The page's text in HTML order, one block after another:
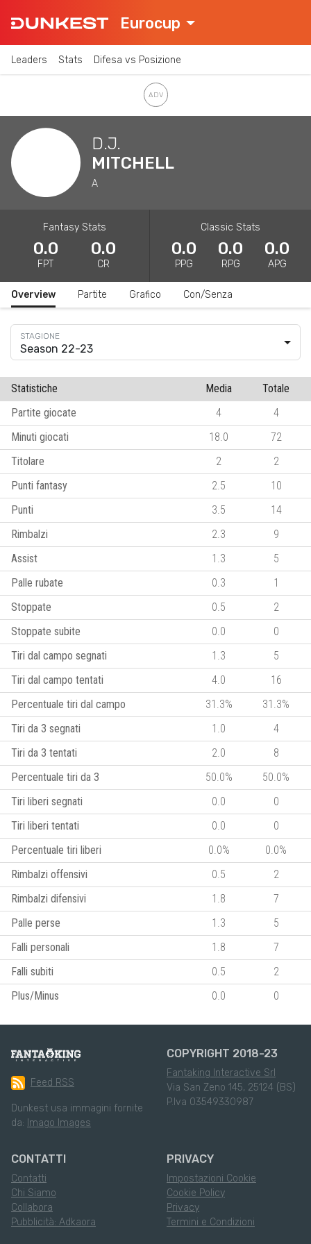
Eurocup
Leaders Stats Difesa vs Posizione
D.J.
MITCHELL
A
Fantasy Stats
0.0
FPT
0.0
CR
Classic Stats
0.0
PPG
0.0
RPG
0.0
APG
Overview Partite Grafico Con/Senza
Season 22-23
Statistiche Media
Totale
Partite giocate
4
4
Minuti giocati
18.0
72
Titolare
2
2
Punti fantasy
2.5
10
Punti
3.5
14
Rimbalzi
2.3
9
Assist
1.3
5
Palle rubate
0.3
1
Stoppate
0.5
2
Stoppate subite
0.0
0
Tiri dal campo segnati
1.3
5
Tiri dal campo tentati
4.0
16
Percentuale tiri dal campo
31.3%
31.3%
Tiri da 3 segnati
1.0
4
Tiri da 3 tentati
2.0
8
Percentuale tiri da 3
50.0%
50.0%
Tiri liberi segnati
0.0
0
Tiri liberi tentati
0.0
0
Percentuale tiri liberi
0.0%
0.0%
Rimbalzi offensivi
0.5
2
Rimbalzi difensivi
1.8
7
Palle perse
1.3
5
Falli personali
1.8
7
Falli subiti
0.5
2
Plus/Minus
0.0 0
Feed RSS
Dunkest usa immagini fornite
da: Imago Images
COPYRIGHT 2018-23
Fantaking Interactive Srl
Via San Zeno 145, 25124 (BS)
P.Iva 03549330987
CONTATTI
Contatti
Chi Siamo
Collabora
Pubblicità: Adkaora
PRIVACY
Impostazioni Cookie
Cookie Policy
Privacy
Termini e Condizioni